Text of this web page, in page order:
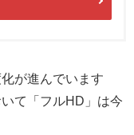
が進んでいます
て「フルHD」は今